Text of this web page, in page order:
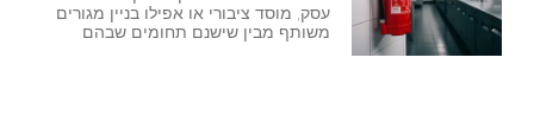
עסק, מוסד ציבורי או אפילו בניין מגורים
משותף מבין שישנם תחומים שבהם